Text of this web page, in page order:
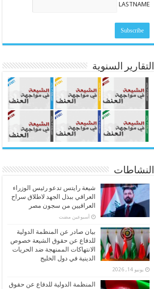
LASTNAME
التقارير السنوية
النشاطات
شيعة رايتس تدعو رئيس الوزراء
العراقي ببذل الجهد لاطلاق سراح
العراقيين من سجون مصر
‏أسبوعين مضت
بيان صادر عن المنظمة الدولية
للدفاع عن حقوق الشيعة خصوص
الانتهاكات الممنهجة ضد الحريات
الدينية في دول الخليج
يونيو 14, 2026
المنظمة الدولية للدفاع عن حقوق